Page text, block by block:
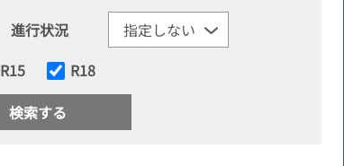
進行状況
R15 R18